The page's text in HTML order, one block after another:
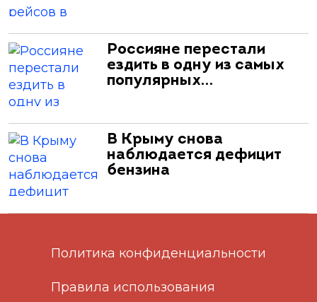
Россияне перестали
ездить в одну из самых
популярных…
В Крыму снова
наблюдается дефицит
бензина
Политика конфиденциальности
Правила использования